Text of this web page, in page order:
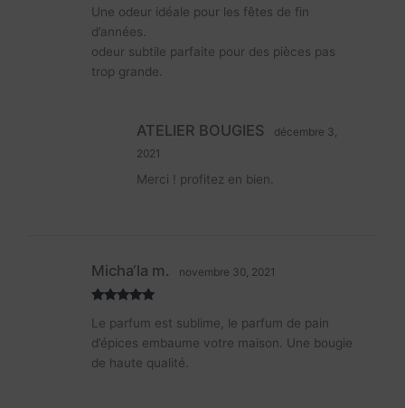
Une odeur idéale pour les fêtes de fin
d’années.
odeur subtile parfaite pour des pièces pas
trop grande.
ATELIER BOUGIES
décembre 3,
2021
Merci ! profitez en bien.
5
Micha‘la m. novembre 30, 2021
Le parfum est sublime, le parfum de pain
d’épices embaume votre maison. Une bougie
de haute qualité.